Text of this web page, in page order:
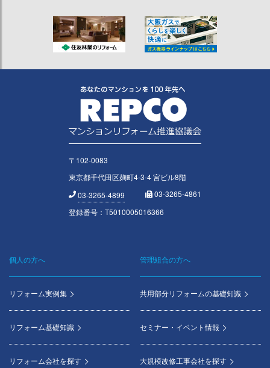
〒102-0083
東京都千代田区麹町4-3-4 宮ビル8階
03-3265-4899
03-3265-4861
登録番号：T5010005016366
Footer
menu
個人の方へ
リフォーム実例集
リフォーム基礎知識
リフォーム会社を探す
管理組合の方へ
共用部分リフォームの基礎知識
セミナー・イベント情報
大規模改修工事会社を探す